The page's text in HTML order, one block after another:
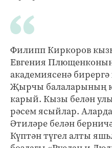
Филипп Киркоров
Евгения
академиясенә
Җырчы балаларының
карый. Кызы белән
рәсем ясыйлар.
Әтиләре белән
Күптән түгел алты